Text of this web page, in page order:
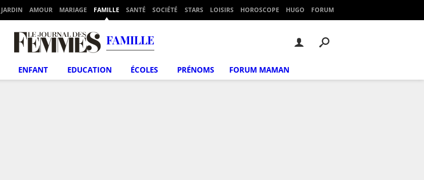
JARDIN AMOUR MARIAGE FAMILLE SANTÉ SOCIÉTÉ STARS LOISIRS HOROSCOPE HUGO FORUM
FAMILLE
ENFANT EDUCATION ÉCOLES PRÉNOMS FORUM MAMAN